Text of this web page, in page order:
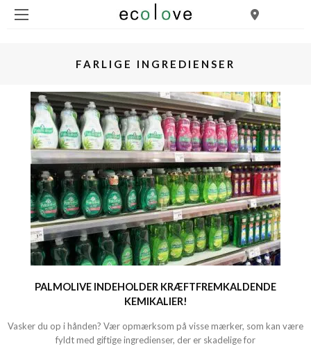
FARLIGE INGREDIENSER
PALMOLIVE INDEHOLDER KRÆFTFREMKALDENDE
KEMIKALIER!
Vasker du op i hånden? Vær opmærksom på visse mærker, som kan være
fyldt med giftige ingredienser, der er skadelige for